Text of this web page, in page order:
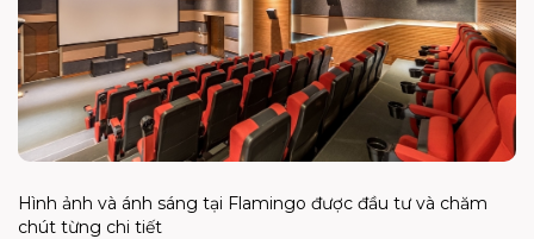
Hình ảnh và ánh sáng tại Flamingo được đầu tư và chăm
chút từng chi tiết